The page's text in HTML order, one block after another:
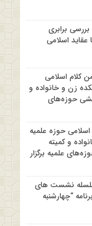
برابری
عقاید اسلامی
کلام اسلامی
زن و خانواده و
حوزه‌های
حوزه علمیه
و کمیته
علمیه برگزار
نشست های
“چهارشنبه